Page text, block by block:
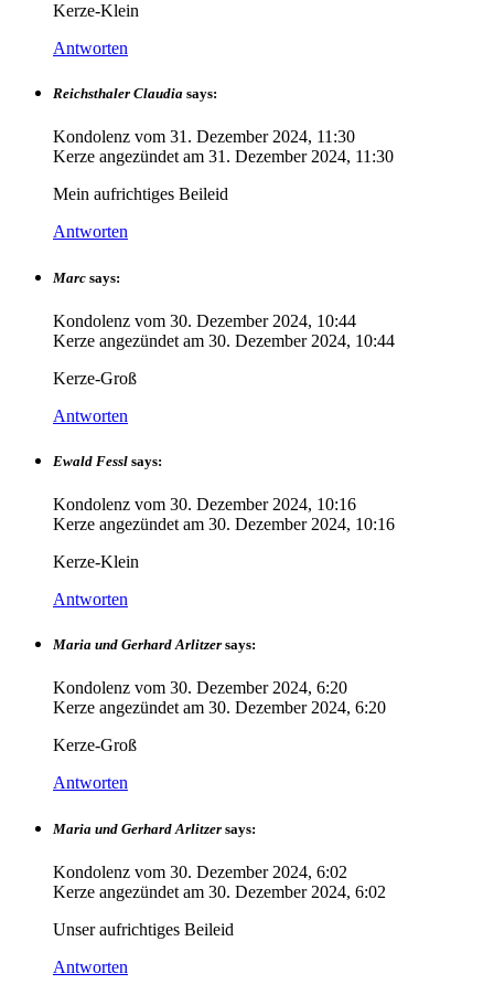
Kerze-Klein
Antworten
Reichsthaler Claudia says:
Kondolenz vom 31. Dezember 2024, 11:30
Kerze angezündet am 31. Dezember 2024, 11:30
Mein aufrichtiges Beileid
Antworten
Marc says:
Kondolenz vom 30. Dezember 2024, 10:44
Kerze angezündet am 30. Dezember 2024, 10:44
Kerze-Groß
Antworten
Ewald Fessl says:
Kondolenz vom 30. Dezember 2024, 10:16
Kerze angezündet am 30. Dezember 2024, 10:16
Kerze-Klein
Antworten
Maria und Gerhard Arlitzer says:
Kondolenz vom 30. Dezember 2024, 6:20
Kerze angezündet am 30. Dezember 2024, 6:20
Kerze-Groß
Antworten
Maria und Gerhard Arlitzer says:
Kondolenz vom 30. Dezember 2024, 6:02
Kerze angezündet am 30. Dezember 2024, 6:02
Unser aufrichtiges Beileid
Antworten